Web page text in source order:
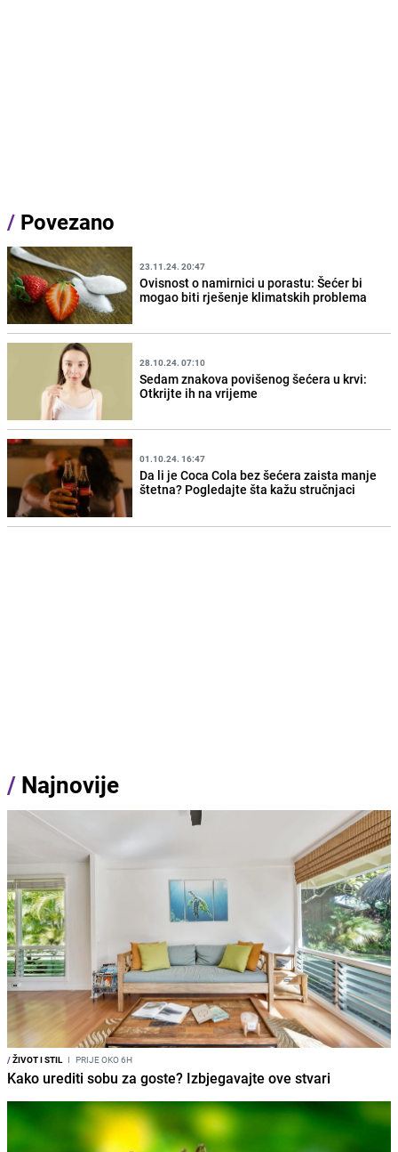
/ Povezano
23.11.24. 20:47
Ovisnost o namirnici u porastu: Šećer bi
mogao biti rješenje klimatskih problema
28.10.24. 07:10
Sedam znakova povišenog šećera u krvi:
Otkrijte ih na vrijeme
01.10.24. 16:47
Da li je Coca Cola bez šećera zaista manje
štetna? Pogledajte šta kažu stručnjaci
/ Najnovije
/ŽIVOT I STIL I PRIJE OKO 6H
Kako urediti sobu za goste? Izbjegavajte ove stvari